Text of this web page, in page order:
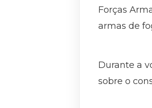
Forças
armas de
Durante a
sobre o